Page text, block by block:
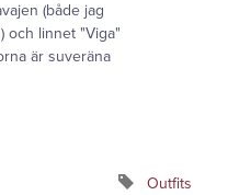
(både jag
och linnet "Viga"
är suveräna
Outfits